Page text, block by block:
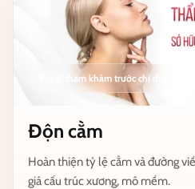
Độn cằm
Hoàn thiện tỷ lệ cằm và đường
giá cấu trúc xương, mô mềm.